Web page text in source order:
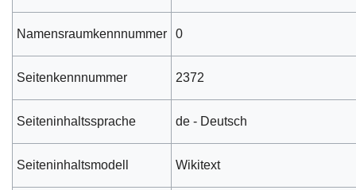
Namensraumkennnummer 0
Seitenkennnummer 2372
Seiteninhaltssprache de - Deutsch
Seiteninhaltsmodell Wikitext